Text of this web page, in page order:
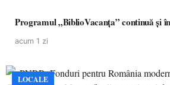
Programul „BiblioVacanța” continuă și
acum 1 zi
LOCALE